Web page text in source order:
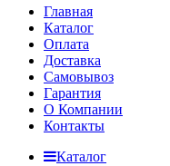
Главная
Каталог
Оплата
Доставка
Самовывоз
Гарантия
О Компании
Контакты
Каталог